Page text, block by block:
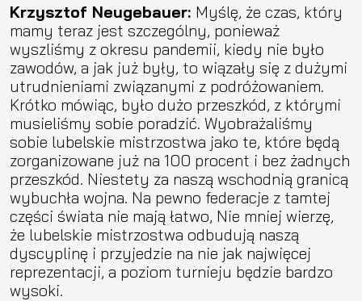
Krzysztof Neugebauer: Myślę, że czas, który
mamy teraz jest szczególny, ponieważ
wyszliśmy z okresu pandemii, kiedy nie było
zawodów, a jak już były, to wiązały się z dużymi
utrudnieniami związanymi z podróżowaniem.
Krótko mówiąc, było dużo przeszkód, z którymi
musieliśmy sobie poradzić. Wyobrażaliśmy
sobie lubelskie mistrzostwa jako te, które będą
zorganizowane już na 100 procent i bez żadnych
przeszkód. Niestety za naszą wschodnią granicą
wybuchła wojna. Na pewno federacje z tamtej
części świata nie mają łatwo, Nie mniej wierzę,
że lubelskie mistrzostwa odbudują naszą
dyscyplinę i przyjedzie na nie jak najwięcej
reprezentacji, a poziom turnieju będzie bardzo
wysoki.